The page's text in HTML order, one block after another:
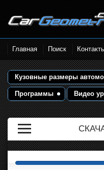
Размеры кузова
Контрольные точки и
размеры. Геометрия
Главная Поиск
Кузовные размеры
Программы Видео